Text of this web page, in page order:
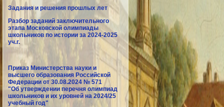
Задания и решения прошлых лет
Разбор заданий заключительного
этапа Московской олимпиады
школьников по истории за 2024-2025
уч.г.
Приказ Министерства науки и
высшего образования Российской
Федерации от 30.08.2024 № 571
"Об утверждении перечня олимпиад
школьников и их уровней на 2024/25
учебный год"